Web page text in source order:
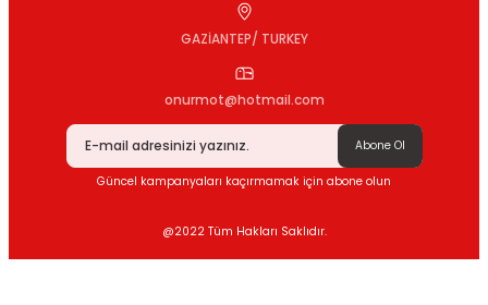
GAZİANTEP/ TURKEY
onurmot@hotmail.com
Abone Ol
Güncel kampanyaları kaçırmamak için abone olun
@2022 Tüm Hakları Saklıdır.